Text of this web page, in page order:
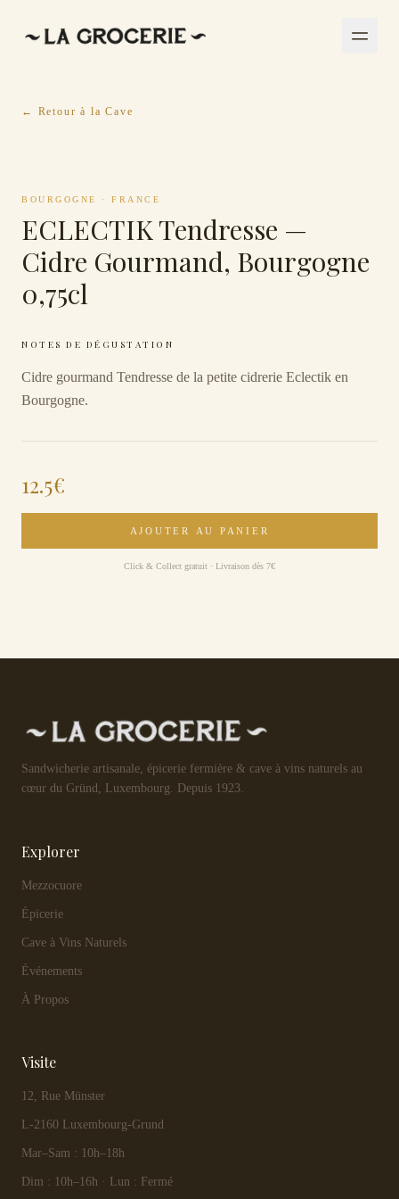
← Retour à la Cave
BOURGOGNE · FRANCE
ECLECTIK Tendresse —
Cidre Gourmand, Bourgogne
0,75cl
NOTES DE DÉGUSTATION
Cidre gourmand Tendresse de la petite cidrerie Eclectik en
Bourgogne.
12.5€
AJOUTER AU PANIER
Click & Collect gratuit · Livraison dès 7€
Sandwicherie artisanale, épicerie fermière & cave à vins naturels au
cœur du Gründ, Luxembourg. Depuis 1923.
Explorer
Mezzocuore
Épicerie
Cave à Vins Naturels
Événements
À Propos
Visite
12, Rue Münster
L-2160 Luxembourg-Grund
Mar–Sam : 10h–18h
Dim : 10h–16h · Lun : Fermé